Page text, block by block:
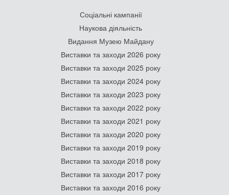
Соціальні кампанії
Наукова діяльність
Видання Музею Майдану
Виставки та заходи 2026 року
Виставки та заходи 2025 року
Виставки та заходи 2024 року
Виставки та заходи 2023 року
Виставки та заходи 2022 року
Виставки та заходи 2021 року
Виставки та заходи 2020 року
Виставки та заходи 2019 року
Виставки та заходи 2018 року
Виставки та заходи 2017 року
Виставки та заходи 2016 року